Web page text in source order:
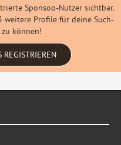
Sponsoo-Nutzer sichtbar.
weitere Profile für deine Such-
können!
REGISTRIEREN